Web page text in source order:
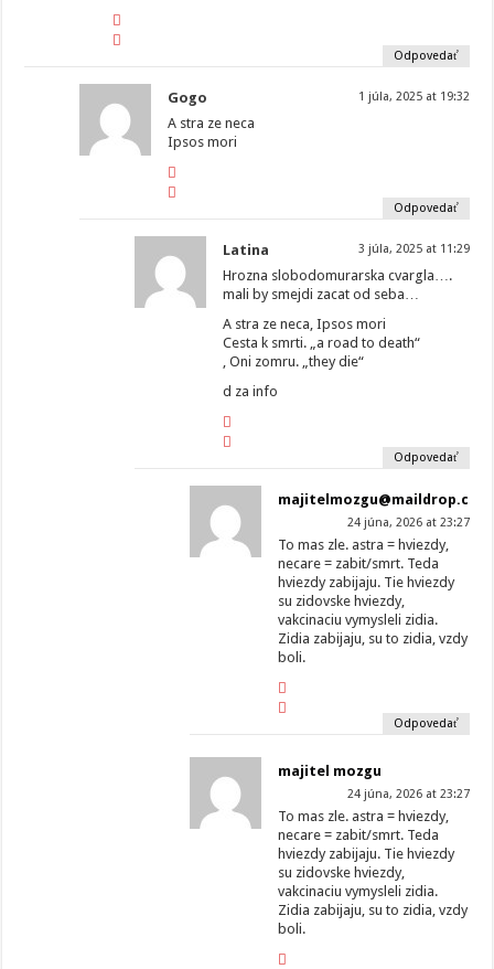
Odpovedať
Gogo 1 júla, 2025 at 19:32
A stra ze neca
Ipsos mori
Odpovedať
Latina 3 júla, 2025 at 11:29
Hrozna slobodomurarska cvargla….
mali by smejdi zacat od seba…
A stra ze neca, Ipsos mori
Cesta k smrti. „a road to death“
, Oni zomru. „they die“
d za info
Odpovedať
majitelmozgu@maildrop.cc
24 júna, 2026 at 23:27
To mas zle. astra = hviezdy,
necare = zabit/smrt. Teda
hviezdy zabijaju. Tie hviezdy
su zidovske hviezdy,
vakcinaciu vymysleli zidia.
Zidia zabijaju, su to zidia, vzdy
boli.
Odpovedať
majitel mozgu
24 júna, 2026 at 23:27
To mas zle. astra = hviezdy,
necare = zabit/smrt. Teda
hviezdy zabijaju. Tie hviezdy
su zidovske hviezdy,
vakcinaciu vymysleli zidia.
Zidia zabijaju, su to zidia, vzdy
boli.